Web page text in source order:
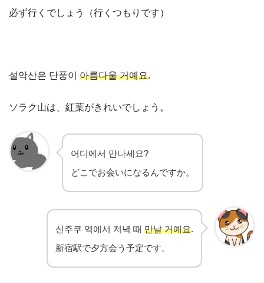
必ず行くでしょう（行くつもりです）
설악산은 단풍이 아름다울 거예요.
ソラク山は、紅葉がきれいでしょう。
어디에서 만나세요?
どこでお会いになるんですか。
신주쿠 역에서 저녁 때 만날 거예요.
新宿駅で夕方会う予定です。